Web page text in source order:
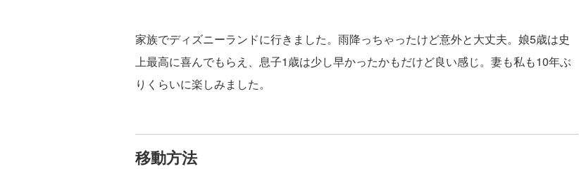
家族でディズニーランドに行きました。雨降っちゃったけど意外と大丈夫。娘5歳は史
上最高に喜んでもらえ、息子1歳は少し早かったかもだけど良い感じ。妻も私も10年ぶ
りくらいに楽しみました。
移動方法